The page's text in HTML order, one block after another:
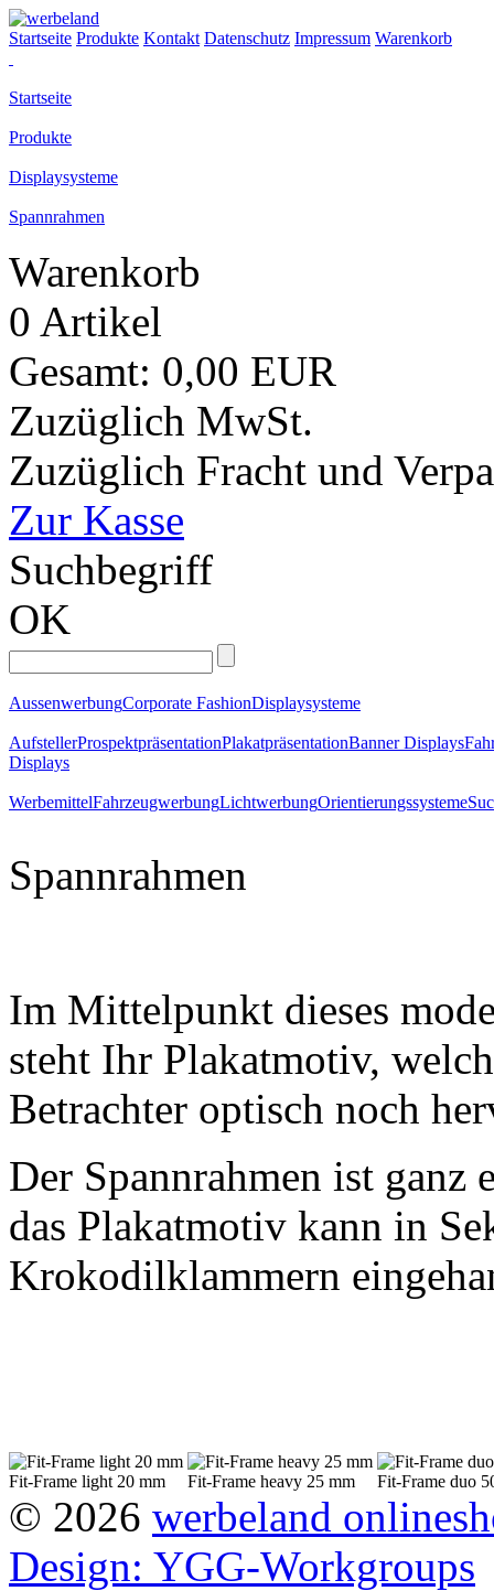
Startseite Produkte Kontakt Datenschutz Impressum Warenkorb
Startseite
Produkte
Displaysysteme
Spannrahmen
Warenkorb
0 Artikel
Gesamt: 0,00 EUR
Zuzüglich MwSt.
Zuzüglich Fracht und
Zur Kasse
Suchbegriff
OK
AussenwerbungCorporate FashionDisplaysysteme
AufstellerProspektpräsentationPlakatpräsentationBanner Displays
Displays
WerbemittelFahrzeugwerbungLichtwerbungOrientierungssysteme
Spannrahmen
Im Mittelpunkt dieses
steht Ihr Plakatmotiv,
Betrachter optisch noch
Der Spannrahmen ist ganz
das Plakatmotiv kann in
Krokodilklammern
Fit-Frame light 20 mm Fit-Frame heavy 25 mm Fit-Frame duo
© 2026 werbeland
Design: YGG-Workgroups